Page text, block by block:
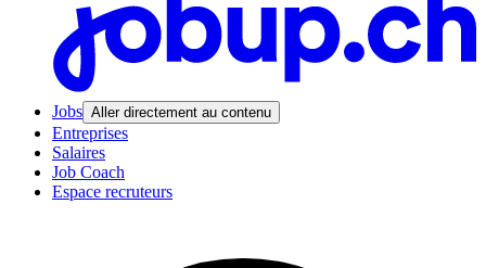
Jobs Aller directement au contenu
Entreprises
Salaires
Job Coach
Espace recruteurs